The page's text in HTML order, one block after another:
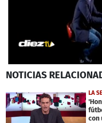
seconds
1
minute,
2
seconds
NOTICIAS
LA
con